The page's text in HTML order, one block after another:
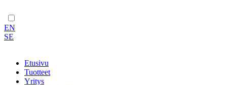
EN
SE
Etusivu
Tuotteet
Yritys